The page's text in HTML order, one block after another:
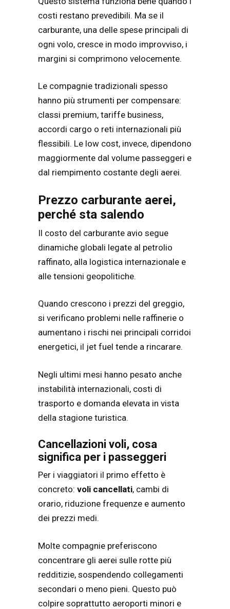
costi restano prevedibili. Ma se il
carburante, una delle spese principali di
ogni volo, cresce in modo improvviso, i
margini si comprimono velocemente.
Le compagnie tradizionali spesso
hanno più strumenti per compensare:
classi premium, tariffe business,
accordi cargo o reti internazionali più
flessibili. Le low cost, invece, dipendono
maggiormente dal volume passeggeri e
dal riempimento costante degli aerei.
Prezzo carburante aerei,
perché sta salendo
Il costo del carburante avio segue
dinamiche globali legate al petrolio
raffinato, alla logistica internazionale e
alle tensioni geopolitiche.
Quando crescono i prezzi del greggio,
si verificano problemi nelle raffinerie o
aumentano i rischi nei principali corridoi
energetici, il jet fuel tende a rincarare.
Negli ultimi mesi hanno pesato anche
instabilità internazionali, costi di
trasporto e domanda elevata in vista
della stagione turistica.
Cancellazioni voli, cosa
significa per i passeggeri
Per i viaggiatori il primo effetto è
concreto: voli cancellati, cambi di
orario, riduzione frequenze e aumento
dei prezzi medi.
Molte compagnie preferiscono
concentrare gli aerei sulle rotte più
redditizie, sospendendo collegamenti
secondari o meno pieni. Questo può
colpire soprattutto aeroporti minori e